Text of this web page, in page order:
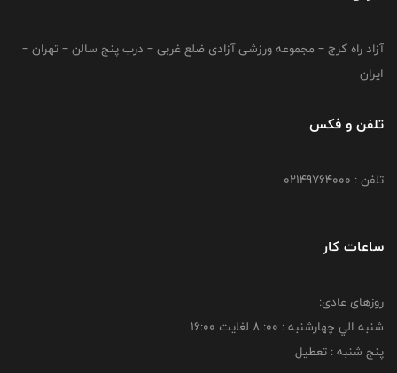
آزاد راه کرج – مجموعه ورزشی آزادی ضلع غربی – درب پنج سالن – تهران –
ایران
تلفن و فکس
تلفن : 02149764000
ساعات کار
روزهای عادی:
شنبه الي چهارشنبه : 00: 8 لغايت 16:00
پنج شنبه : تعطیل